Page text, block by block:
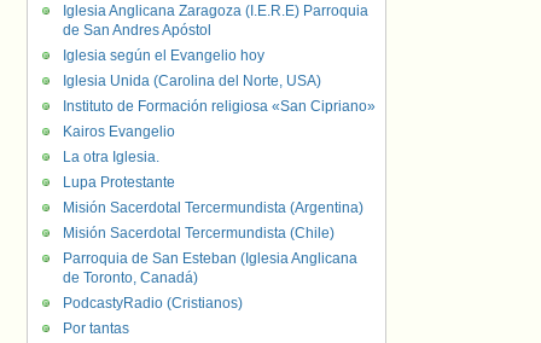
Iglesia Anglicana Zaragoza (I.E.R.E) Parroquia
de San Andres Apóstol
Iglesia según el Evangelio hoy
Iglesia Unida (Carolina del Norte, USA)
Instituto de Formación religiosa «San Cipriano»
Kairos Evangelio
La otra Iglesia.
Lupa Protestante
Misión Sacerdotal Tercermundista (Argentina)
Misión Sacerdotal Tercermundista (Chile)
Parroquia de San Esteban (Iglesia Anglicana
de Toronto, Canadá)
PodcastyRadio (Cristianos)
Por tantas